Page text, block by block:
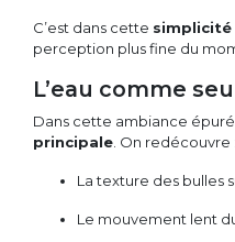
C’est dans cette
perception plus fine du
L’eau comme
Dans cette ambiance
principale . On redécouvre :
La texture des bulles
Le mouvement lent